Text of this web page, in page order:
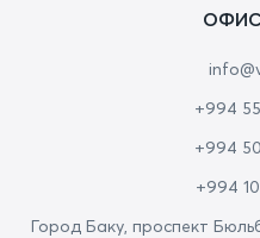
+994
+994
+994
Город Баку, проспект